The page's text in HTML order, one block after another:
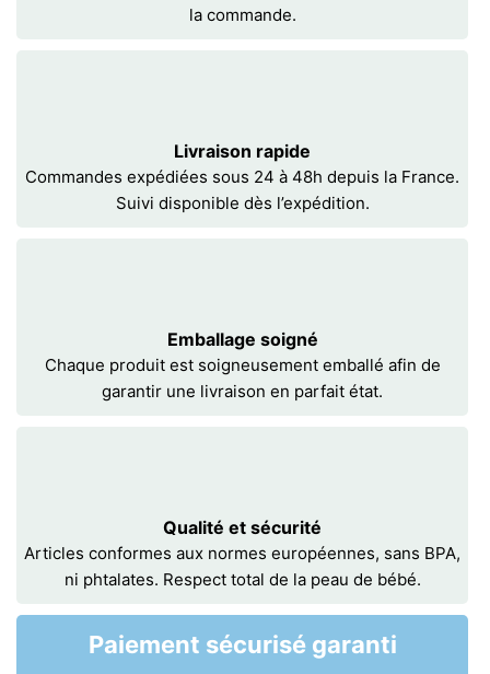
la commande.
Livraison rapide
Commandes expédiées sous 24 à 48h depuis la France.
Suivi disponible dès l’expédition.
Emballage soigné
Chaque produit est soigneusement emballé afin de
garantir une livraison en parfait état.
Qualité et sécurité
Articles conformes aux normes européennes, sans BPA,
ni phtalates. Respect total de la peau de bébé.
Paiement sécurisé garanti